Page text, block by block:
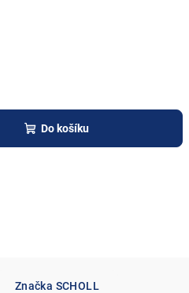
Do košíku
Značka SCHOLL